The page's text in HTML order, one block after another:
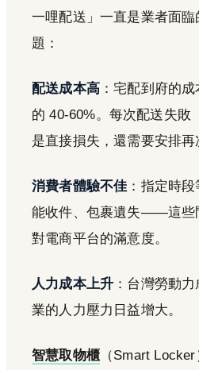
一哩配送」一直是業者面
題：
配送成本高 ：宅配到府的
的 40-60%。每次配送失敗
是直接損失，還需要安排再
消費者體驗不佳 ：指定時
能收件、包裹遺失——這些
對電商平台的滿意度。
人力成本上升 ：台灣勞動
業的人力壓力日益增大。
智慧取物櫃 （Smart